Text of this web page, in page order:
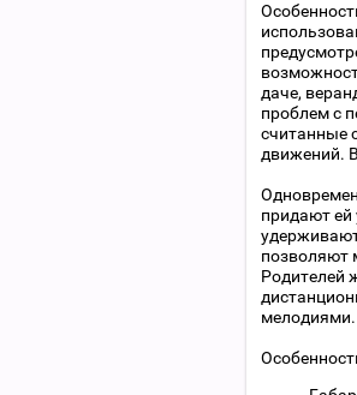
даче,
проблем с
считанные
движений.
придают ей
позволяют
Родителей
мелодиями.